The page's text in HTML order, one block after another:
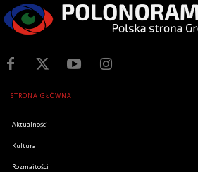
STRONA GŁÓWNA
Aktualności
Kultura
Rozmaitości